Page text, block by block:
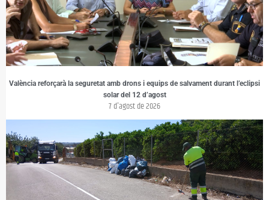
València reforçarà la seguretat amb drons i equips de salvament durant l’eclipsi
solar del 12 d’agost
7 d'agost de 2026